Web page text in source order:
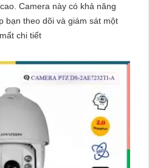
năng
bạn theo dõi và giám sát một
chi tiết